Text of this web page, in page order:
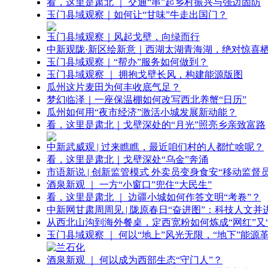
看，这里是肃北 ｜ 交通“串”起乡村振兴与强边固防
玉门县域观察｜如何让“甘味”牛走出国门？
玉门县域观察｜风起戈壁，向绿而行
中新观陇·新区绘新意｜西湖太湖青海湖，绝对惊喜
玉门县域观察｜“帮办”服务如何做到？
玉门县域观察 ｜ 拥抱戈壁长风，构建能源版图
瓜州这片麦田为何丰收底气足？
梦幻临泽｜一座保温棚如何改写西北养蟹“日历”
瓜州如何用“夜市经济”激活小城发展新动能？
看，这里是肃北｜戈壁深处的“月光”照亮乡亲致富路
中新武威观 | 过来瞧瞧，最近咱们村的人都忙啥呢？
看，这里是肃北｜戈壁深处“乌金”奔涌
市语新说 | 创新监管模式 外卖员变身食安“移动监督
酒泉新观 ｜ 一方“小窗口”兜住“大民生”
看，这里是肃北 ｜ 边疆小城如何作答文明“考卷”？
中新网甘肃周周见 | 陇原春日“奋进图”：科技人文并
从西北山沟到海外餐桌，定西宽粉如何炼成“网红”又
玉门县域观察 ｜ 何以“地上”风光无限，“地下”能源
酒泉新观 ｜ 何以成为西部生态“守门人”？